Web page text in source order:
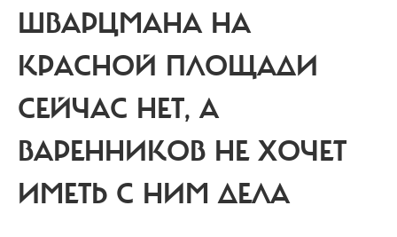
ШВАРЦМАНА НА
КРАСНОЙ ПЛОЩАДИ
СЕЙЧАС НЕТ, А
ВАРЕННИКОВ НЕ ХОЧЕТ
ИМЕТЬ С НИМ ДЕЛА